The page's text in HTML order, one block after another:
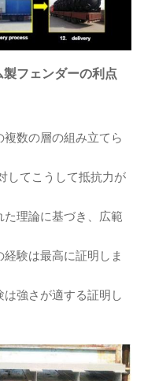
フェンダーの利点
数の層の組み立てら
してこうして抵抗力が
理論に基づき、広範
験は最高に証明しま
強さが適する証明し